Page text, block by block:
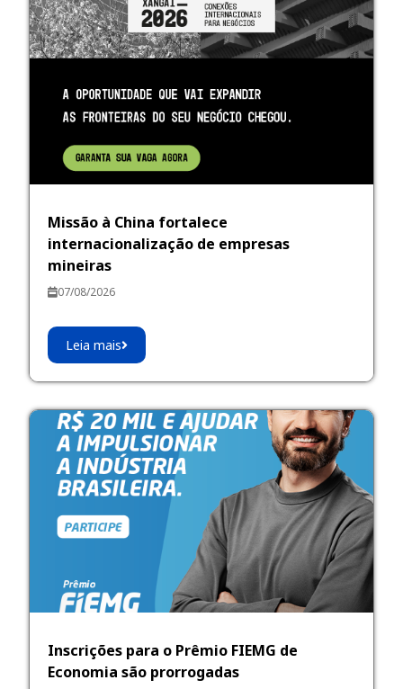
Missão à China fortalece
internacionalização de empresas
mineiras
07/08/2026
Leia mais
Inscrições para o Prêmio FIEMG de
Economia são prorrogadas